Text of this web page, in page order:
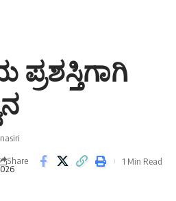
ಪ್ರಶಸ್ತಿಗಾಗಿ
Share 1 Min Read